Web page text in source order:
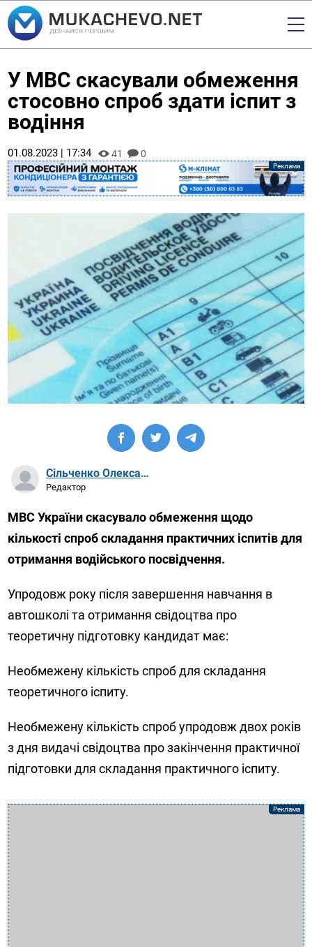
У МВС скасували обмеження
стосовно спроб здати іспит з
водіння
01.08.2023 | 17:34 41 0
Сільченко Олександр Артурович
Редактор
МВС України скасувало обмеження щодо
кількості спроб складання практичних іспитів для
отримання водійського посвідчення.
Упродовж року після завершення навчання в
автошколі та отримання свідоцтва про
теоретичну підготовку кандидат має:
Необмежену кількість спроб для складання
теоретичного іспиту.
Необмежену кількість спроб упродовж двох років
з дня видачі свідоцтва про закінчення практичної
підготовки для складання практичного іспиту.